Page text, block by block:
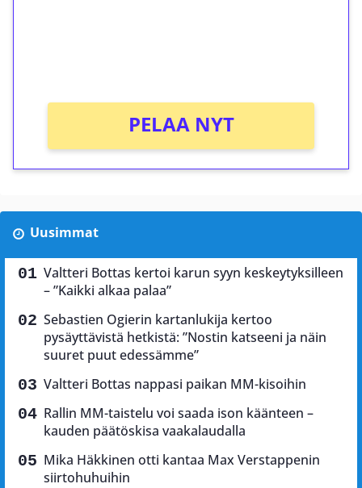
PELAA NYT
Uusimmat
Valtteri Bottas kertoi karun syyn keskeytyksilleen
– ”Kaikki alkaa palaa”
Sebastien Ogierin kartanlukija kertoo
pysäyttävistä hetkistä: ”Nostin katseeni ja näin
suuret puut edessämme”
Valtteri Bottas nappasi paikan MM-kisoihin
Rallin MM-taistelu voi saada ison käänteen –
kauden päätöskisa vaakalaudalla
Mika Häkkinen otti kantaa Max Verstappenin
siirtohuhuihin